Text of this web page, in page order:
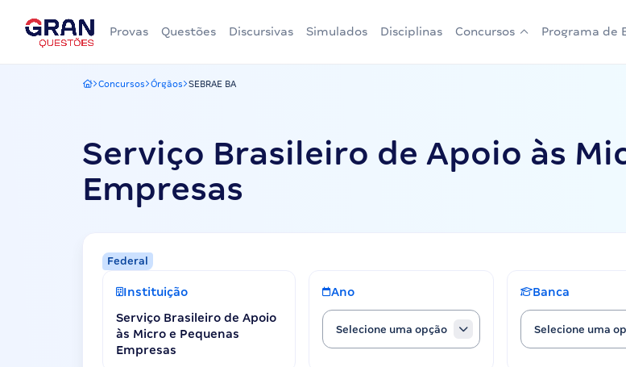
Provas Questões Discursivas Simulados Disciplinas Concursos Programa de
Gran Questões
Concursos Órgãos SEBRAE BA
Serviço Brasileiro de Apoio às
Empresas
Federal
Instituição
Serviço Brasileiro de Apoio
às Micro e Pequenas
Empresas
Ano
Selecione uma opção
Banca
Selecione uma